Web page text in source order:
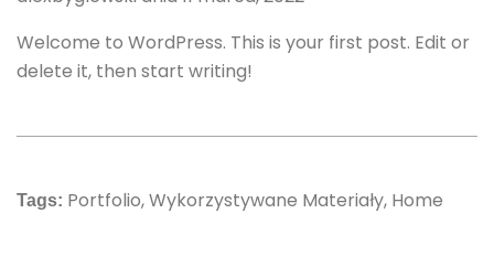
Welcome to WordPress. This is your first post. Edit or
delete it, then start writing!
Tags: Portfolio,Wykorzystywane Materiały, Home